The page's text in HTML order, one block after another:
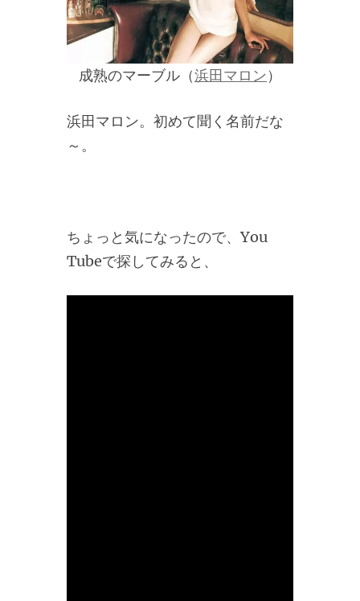
成熟のマーブル（浜田マロン）
浜田マロン。初めて聞く名前だな
～。
ちょっと気になったので、You
Tubeで探してみると、